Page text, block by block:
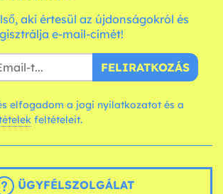
aki értesül az újdonságokról és
e-mail-címét!
FELIRATKOZÁS
elfogadom a jogi nyilatkozatot és a
feltételeit.
ÜGYFÉLSZOLGÁLAT